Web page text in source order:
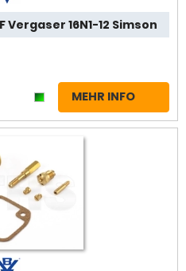
16N1-12 Simson
MEHR INFO